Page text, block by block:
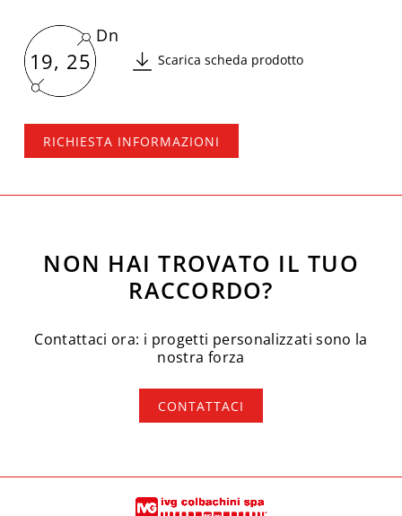
19, 25
Dn
Scarica scheda prodotto
RICHIESTA INFORMAZIONI
NON HAI TROVATO IL TUO
RACCORDO?
Contattaci ora: i progetti personalizzati sono la
nostra forza
CONTATTACI